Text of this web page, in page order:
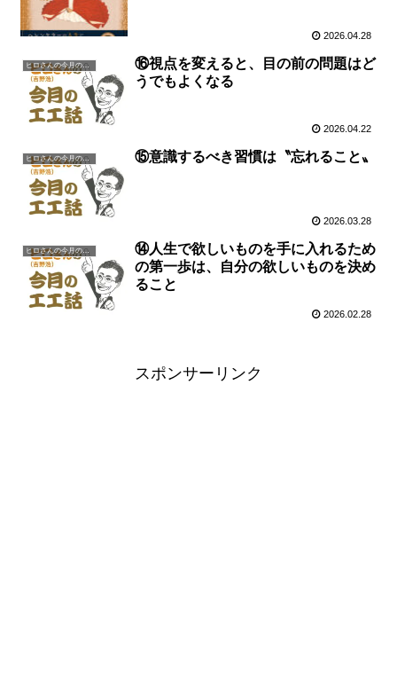
2026.04.28
ヒロさんの今月の一言
⑯視点を変えると、目の前の問題はど
うでもよくなる
2026.04.22
ヒロさんの今月の一言 ⑮意識するべき習慣は〝忘れること〟
2026.03.28
ヒロさんの今月の一言
⑭人生で欲しいものを手に入れるため
の第一歩は、自分の欲しいものを決め
ること
2026.02.28
スポンサーリンク